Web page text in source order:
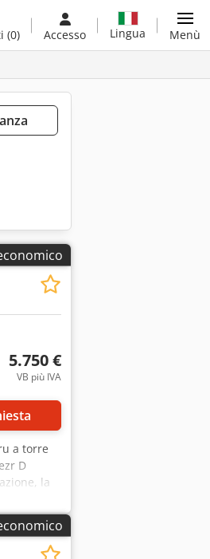
(0) Accesso Lingua Menù
5.750 €
VB più IVA
a torre
D
la
e